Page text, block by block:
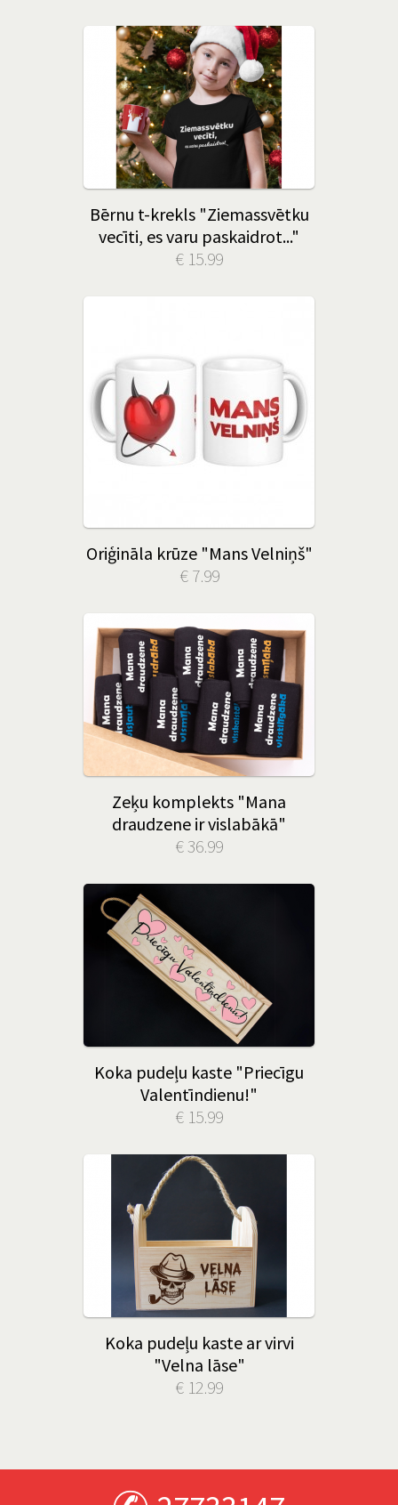
Bērnu t-krekls "Ziemassvētku
vecīti, es varu paskaidrot..."
€ 15.99
Oriģināla krūze "Mans Velniņš"
€ 7.99
Zeķu komplekts "Mana
draudzene ir vislabākā"
€ 36.99
Koka pudeļu kaste "Priecīgu
Valentīndienu!"
€ 15.99
Koka pudeļu kaste ar virvi
"Velna lāse"
€ 12.99